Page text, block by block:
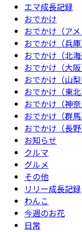
エマ成長記録
おでかけ
おでかけ（アメ
おでかけ（兵庫
おでかけ（北海
おでかけ（大阪
おでかけ（山梨
おでかけ（東北
おでかけ（神奈
おでかけ（群馬
おでかけ（長野
お知らせ
クルマ
グルメ
その他
リリー成長記録
わんこ
今週のお花
日常